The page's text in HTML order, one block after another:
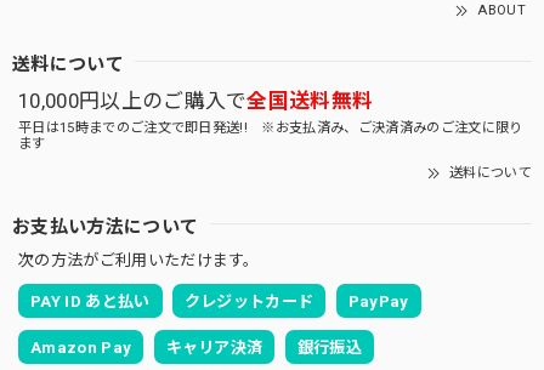
ABOUT
送料について
10,000円以上のご購入で全国送料無料
平日は15時までのご注文で即日発送!! ※お支払済み、ご決済済みのご注文に限り
ます
送料について
お支払い方法について
次の方法がご利用いただけます。
PAY ID あと払い クレジットカード PayPay
Amazon Pay キャリア決済 銀行振込